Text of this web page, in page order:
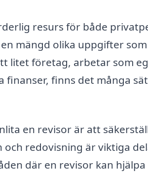
resurs för både
mängd olika uppgifter
litet företag, arbetar som
finns det många
en revisor är att
redovisning är viktiga
där en revisor kan hjälpa